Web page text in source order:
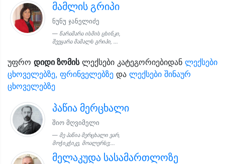
მამლის გრიპი
ნუნუ ჯანელიძე
წარამარა ისმის ცხინკი,
შეეყარა მამალს გრიპი, ...
უფრო დიდი ზომისლექსები კატეგორიებიდან ლექსები
ცხოველებზე, ფრინველებზე და ლექსები შინაურ
ცხოველებზე
პაწია მერცხალი
შიო მღვიმელი
მე პაწია მერცხალი ვარ,
მოჭიკჭიკე, მოალერსე;...
მელაკუდა სასამართლოზე